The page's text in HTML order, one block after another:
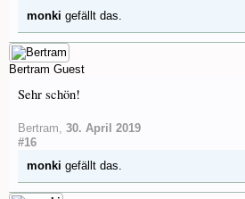
monki gefällt das.
Bertram Guest
Sehr schön!
Bertram, 30. April 2019
#16
monki gefällt das.